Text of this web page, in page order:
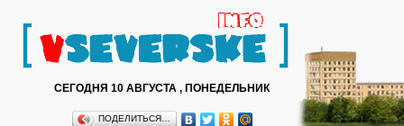
СЕГОДНЯ 10 АВГУСТА , ПОНЕДЕЛЬНИК
ПОДЕЛИТЬСЯ…